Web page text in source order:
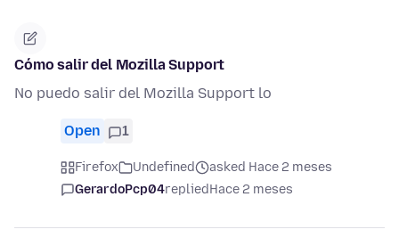
Cómo salir del Mozilla Support
No puedo salir del Mozilla Support lo
Open 1
Firefox Undefined
asked Hace 2 meses
GerardoPcp04repliedHace 2 meses